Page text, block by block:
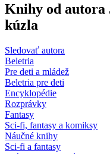
Knihy od autora
kúzla
Sledovať autora
Beletria
Pre deti a mládež
Beletria pre deti
Encyklopédie
Rozprávky
Fantasy
Sci-fi, fantasy a komiksy
Náučné knihy
Sci-fi a fantasy